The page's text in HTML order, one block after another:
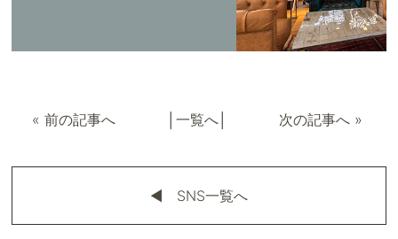
« 前の記事へ 一覧へ│ 次の記事へ»
◀︎ SNS一覧へ